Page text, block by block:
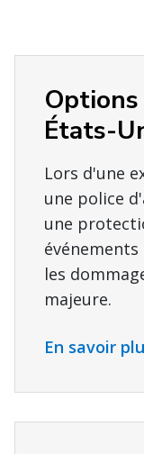
États-
Lors d'une
une police
une
les
majeure.
En savoir